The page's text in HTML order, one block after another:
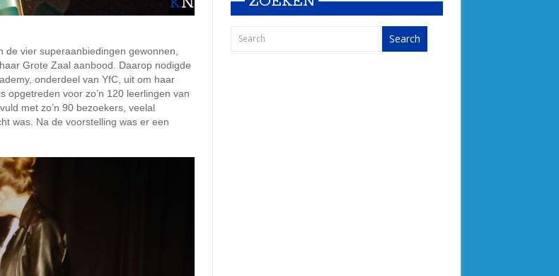
vier superaanbiedingen gewonnen,
Grote Zaal aanbood. Daarop nodigde
onderdeel van YfC, uit om haar
opgetreden voor zo’n 120 leerlingen van
met zo’n 90 bezoekers, veelal
was. Na de voorstelling was er een